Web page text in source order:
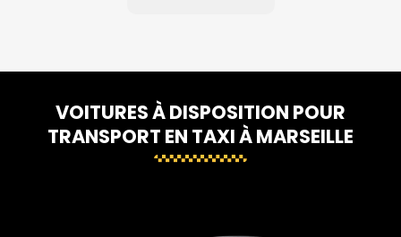
VOITURES À DISPOSITION POUR
TRANSPORT EN TAXI À MARSEILLE